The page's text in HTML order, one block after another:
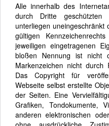
Alle innerhalb des
durch Dritte geschützten
unterliegen
gültigen
jeweiligen eingetragenen
bloßen Nennung ist nicht
Markenzeichen nicht durch
Das Copyright für
Webseite selbst erstellte
der Seiten. Eine
Grafiken, Tondokumente,
anderen elektronischen